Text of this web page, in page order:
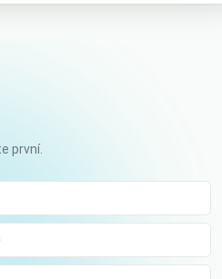
první.